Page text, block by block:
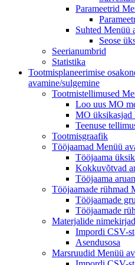
Parameetrid
Suhted Menüü
Seose
Seerianumbrid
Statistika
Tootmisplaneerimise
avamine/sulgemine
Tootmistellimused
Loo uus MO
MO üksikasjad
Teenuse
Tootmisgraafik
Tööjaamad Menüü
Tööjaama
Kokkuvõtvad
Tööjaama
Tööjaamade rühmad
Tööjaamade
Tööjaamade
Materjalide nimekirjad
Impordi CSV-st
Asendusosa
Marsruudid Menüü